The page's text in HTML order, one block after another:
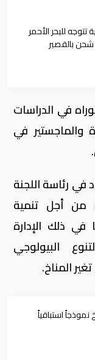
تتوجه للبحر الأحمر
بالقصير
في الدراسات
والماجستير في
في رئاسة اللجنة
من أجل تنمية
في ذلك الإدارة
البيولوجي
المناخ.
نموذجاً استباقياً